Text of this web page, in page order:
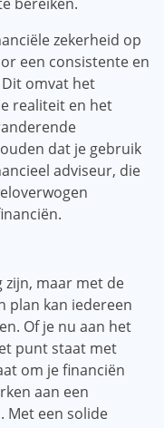
zekerheid op
een consistente en
omvat het
realiteit en het
dat je gebruik
adviseur, die
zijn, maar met de
plan kan iedereen
Of je nu aan het
punt staat met
om je financiën
aan een
Met een solide